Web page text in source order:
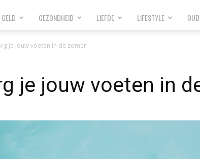
GELD GEZONDHEID LIEFDE LIFESTYLE
je jouw voeten in de zomer
je jouw voeten in